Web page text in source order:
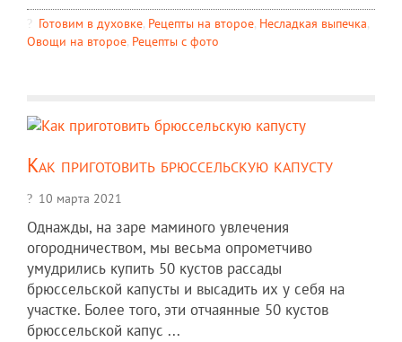
Готовим в духовке, Рецепты на второе, Несладкая выпечка,
Овощи на второе, Рецепты c фото
Как приготовить брюссельскую капусту
10 марта 2021
Однажды, на заре маминого увлечения
огородничеством, мы весьма опрометчиво
умудрились купить 50 кустов рассады
брюссельской капусты и высадить их у себя на
участке. Более того, эти отчаянные 50 кустов
брюссельской капус ...